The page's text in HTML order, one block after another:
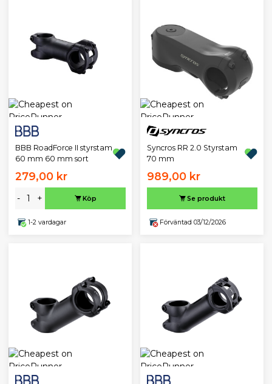
BBB RoadForce II styrstam
60 mm 60 mm sort
279,00 kr
- + Köp
1-2 vardagar
Syncros RR 2.0 Styrstam
70 mm
989,00 kr
Se produkt
Förväntad 03/12/2026